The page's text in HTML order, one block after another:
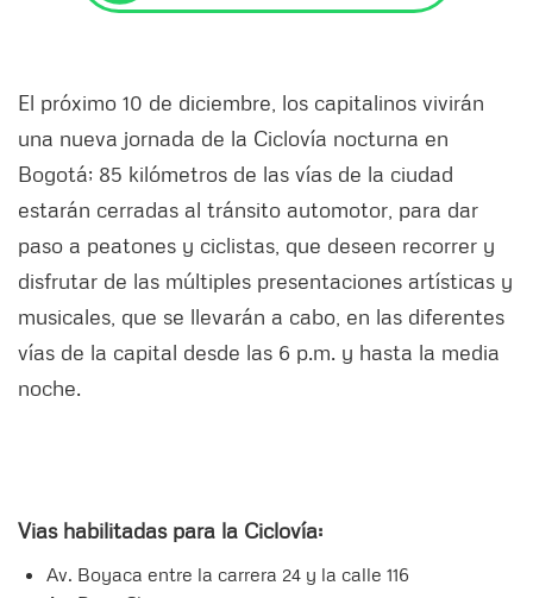
El próximo 10 de diciembre, los capitalinos vivirán
una nueva jornada de la Ciclovía nocturna en
Bogotá; 85 kilómetros de las vías de la ciudad
estarán cerradas al tránsito automotor, para dar
paso a peatones y ciclistas, que deseen recorrer y
disfrutar de las múltiples presentaciones artísticas y
musicales, que se llevarán a cabo, en las diferentes
vías de la capital desde las 6 p.m. y hasta la media
noche.
Vias habilitadas para la Ciclovía:
Av. Boyaca entre la carrera 24 y la calle 116